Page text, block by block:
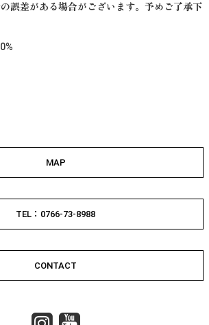
誤差がある場合がございます。予めご了承下
MAP
TEL：0766-73-8988
CONTACT